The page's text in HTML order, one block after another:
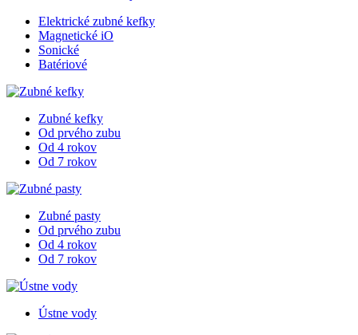
Elektrické zubné kefky
Magnetické iO
Sonické
Batériové
Zubné kefky
Od prvého zubu
Od 4 rokov
Od 7 rokov
Zubné pasty
Od prvého zubu
Od 4 rokov
Od 7 rokov
Ústne vody